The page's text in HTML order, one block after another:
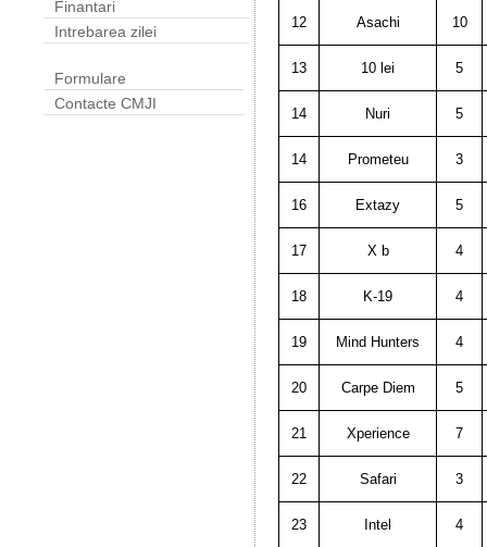
Finantari
Intrebarea zilei
Formulare
Contacte CMJI
12 Asachi 10
13 10 lei 5
14 Nuri 5
14 Prometeu 3
16 Extazy 5
17 X b 4
18 K-19 4
19 Mind Hunters 4
20 Carpe Diem 5
21 Xperience 7
22 Safari 3
23 Intel 4